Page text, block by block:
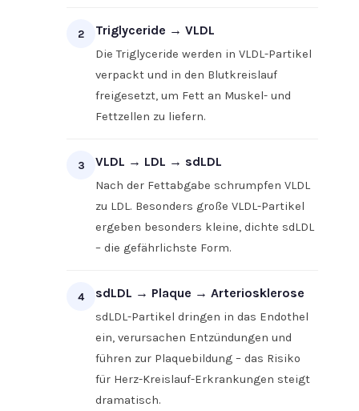
2 Triglyceride → VLDL
Die Triglyceride werden in VLDL-Partikel
verpackt und in den Blutkreislauf
freigesetzt, um Fett an Muskel- und
Fettzellen zu liefern.
3 VLDL → LDL → sdLDL
Nach der Fettabgabe schrumpfen VLDL
zu LDL. Besonders große VLDL-Partikel
ergeben besonders kleine, dichte sdLDL
– die gefährlichste Form.
4 sdLDL → Plaque → Arteriosklerose
sdLDL-Partikel dringen in das Endothel
ein, verursachen Entzündungen und
führen zur Plaquebildung – das Risiko
für Herz-Kreislauf-Erkrankungen steigt
dramatisch.